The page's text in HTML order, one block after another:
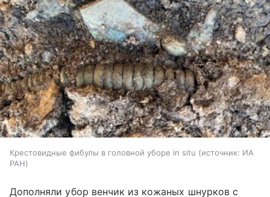
Крестовидные фибулы в головной уборе in situ источник: ИА
РАН
Дополняли убор венчик из кожаных шнурков с